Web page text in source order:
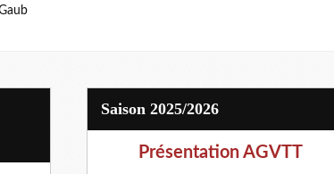
Saison 2025/2026
Présentation AGVTT